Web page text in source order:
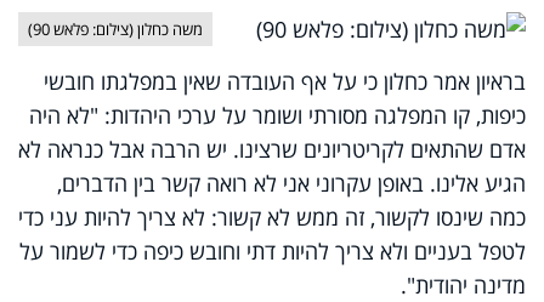
משה כחלון (צילום: פלאש 90)
בראיון אמר כחלון כי על אף העובדה שאין במפלגתו חובשי
כיפות, קו המפלגה מסורתי ושומר על ערכי היהדות: "לא היה
אדם שהתאים לקריטריונים שרצינו. יש הרבה אבל כנראה לא
הגיע אלינו. באופן עקרוני אני לא רואה קשר בין הדברים,
כמה שינסו לקשור, זה ממש לא קשור: לא צריך להיות עני כדי
לטפל בעניים ולא צריך להיות דתי וחובש כיפה כדי לשמור על
מדינה יהודית".